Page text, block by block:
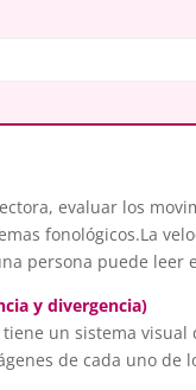
evaluar los
fonológicos.La
persona puede leer
y divergencia)
un sistema visual
de cada uno de